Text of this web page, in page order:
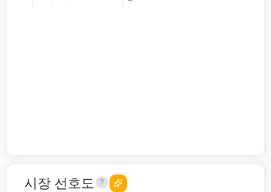
시장 선호도